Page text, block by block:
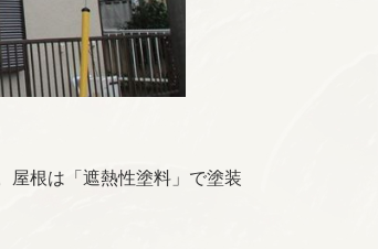
屋根は「遮熱性塗料」で塗装